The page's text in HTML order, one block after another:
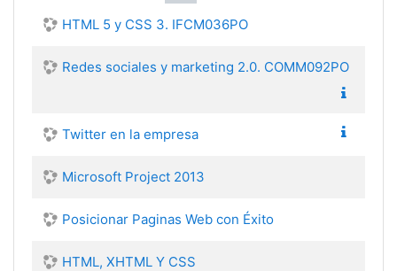
HTML 5 y CSS 3. IFCM036PO
Redes sociales y marketing 2.0. COMM092PO
Twitter en la empresa
Microsoft Project 2013
Posicionar Paginas Web con Éxito
HTML, XHTML Y CSS